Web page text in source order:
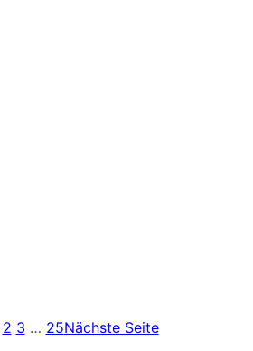
2 3 … 25Nächste Seite